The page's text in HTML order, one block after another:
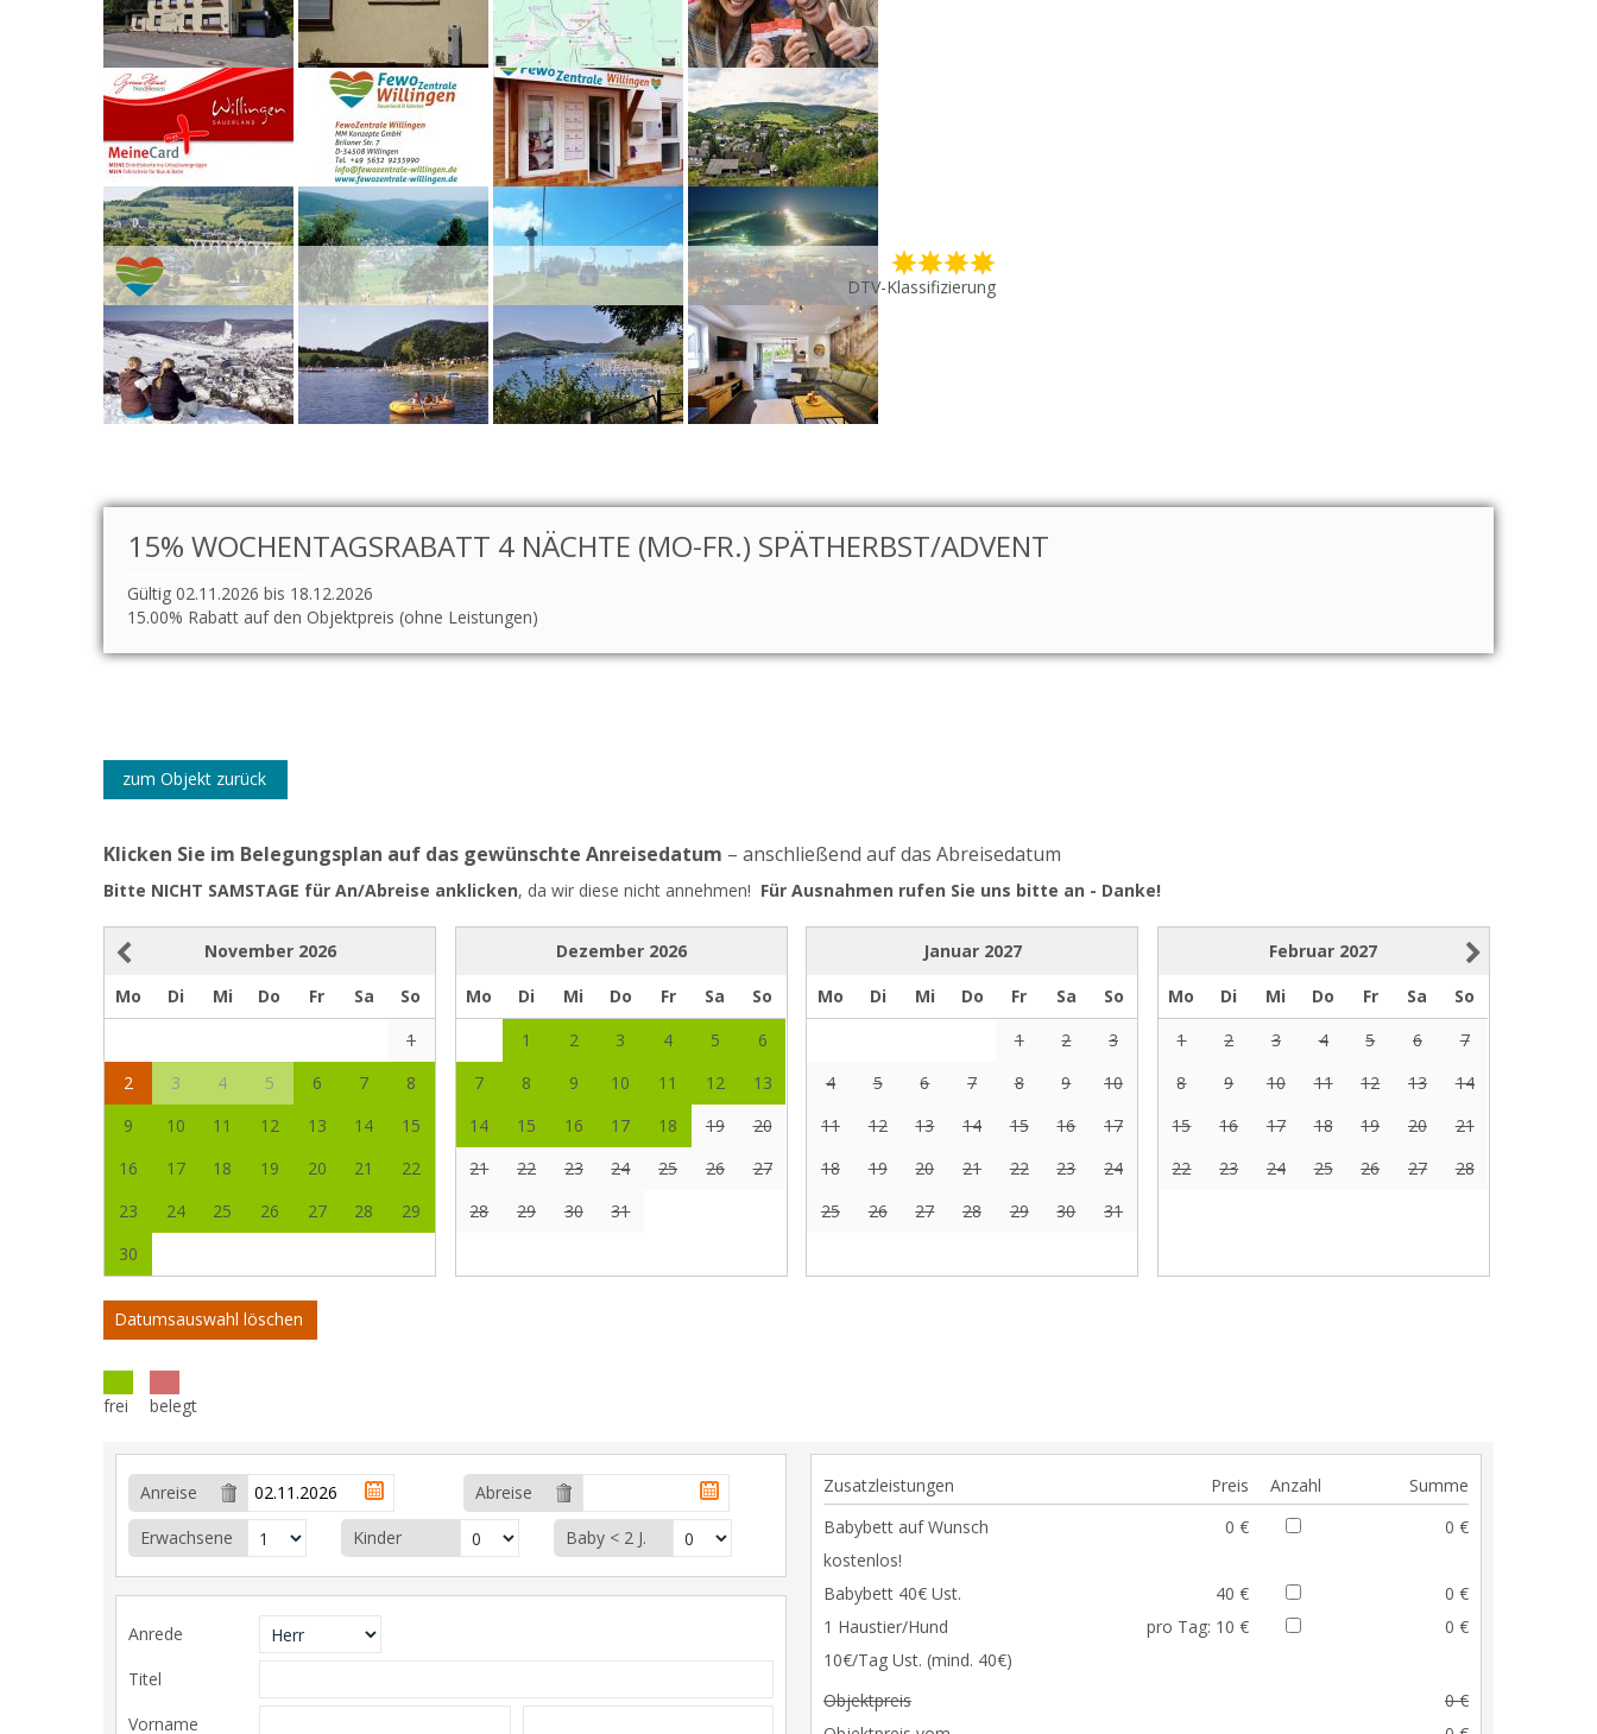
DTV-Klassifizierung
15% WOCHENTAGSRABATT 4 NÄCHTE (MO-FR.) SPÄTHERBST/ADVENT
Gültig 02.11.2026 bis 18.12.2026
15.00% Rabatt auf den Objektpreis (ohne Leistungen)
zum Objekt zurück
Klicken Sie im Belegungsplan auf das gewünschte Anreisedatum – anschließend auf das Abreisedatum
Bitte NICHT SAMSTAGE für An/Abreise anklicken, da wir diese nicht annehmen! Für Ausnahmen rufen Sie uns bitte an - Danke!
November 2026
Mo
Di Mi Do Fr Sa
So
1
2
3 4 5 6 7
8
9
10 11 12 13 14
15
16
17 18 19 20 21
22
23
24 25 26 27 28
29
30
Dezember 2026
Mo
Di Mi Do Fr Sa
So
1
2 3 4 5
6
7
8 9 10 11 12
13
14
15 16 17 18 19
20
21
22 23 24 25 26
27
28
29 30 31
Januar 2027
Mo
Di Mi Do Fr Sa
So
1
2
3
4
5 6 7 8 9
10
11
12 13 14 15 16
17
18
19 20 21 22 23
24
25
26 27 28 29 30 31
Februar 2027
Mo
Di Mi Do Fr Sa
So
1
2 3 4 5 6
7
8
9 10 11 12 13
14
15
16 17 18 19 20
21
22
23 24 25 26 27 28
Datumsauswahl löschen
frei belegt
Anreise
Abreise
Erwachsene
Kinder Baby < 2 J.
Anrede
Titel
Vorname
Zusatzleistungen Preis Anzahl
Summe
Babybett auf Wunsch
kostenlos!
0 € 0 €
Babybett 40€ Ust. 40 €
0 €
1 Haustier/Hund
10€/Tag Ust. (mind. 40€)
pro Tag: 10 € 0 €
Objektpreis
0 €